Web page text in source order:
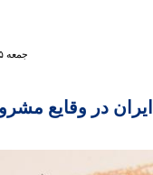
جمعه ۲۵ آبان ۱۳۹۷ ساعت ۲:۰۰
در وقایع